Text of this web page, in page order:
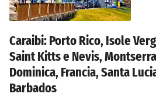
Caraibi: Porto Rico, Isole
Saint Kitts e Nevis,
Dominica, Francia, Santa
Barbados